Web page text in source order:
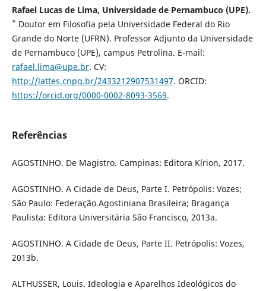
Rafael Lucas de Lima, Universidade de Pernambuco (UPE).
* Doutor em Filosofia pela Universidade Federal do Rio
Grande do Norte (UFRN). Professor Adjunto da Universidade
de Pernambuco (UPE), campus Petrolina. E-mail:
rafael.lima@upe.br. CV:
http://lattes.cnpq.br/2433212907531497. ORCID:
https://orcid.org/0000-0002-8093-3569.
Referências
AGOSTINHO. De Magistro. Campinas: Editora Kírion, 2017.
AGOSTINHO. A Cidade de Deus, Parte I. Petrópolis: Vozes;
São Paulo: Federação Agostiniana Brasileira; Bragança
Paulista: Editora Universitária São Francisco, 2013a.
AGOSTINHO. A Cidade de Deus, Parte II. Petrópolis: Vozes,
2013b.
ALTHUSSER, Louis. Ideologia e Aparelhos Ideológicos do